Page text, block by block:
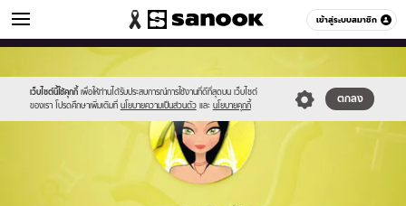
เข้าสู่ระบบสมาชิก
ดูดวง หมวดอื่นๆ
เว็บไซต์นี้ใช้คุกกี้ เพื่อให้ท่านได้รับประสบการณ์การใช้งานที่ดีที่สุดบน เว็บไซต์
ของเรา โปรดศึกษาเพิ่มเติมที่ นโยบายความเป็นส่วนตัว และ นโยบายคุกกี้
ตกลง
//s.isanook.com/sr/0/images/logo-
new-
sanook.png
//s.isanook.com/ho/0/ud/17/86965/2_mon.jpg